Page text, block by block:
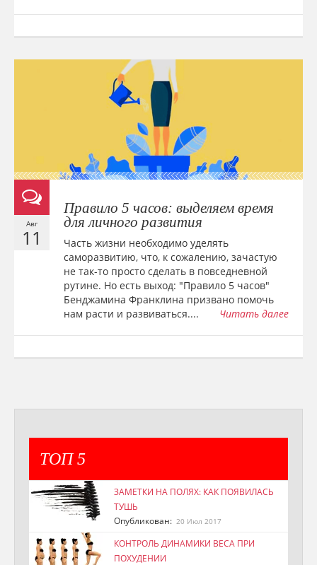
Авг
11
Правило 5 часов: выделяем время
для личного развития
Часть жизни необходимо уделять
саморазвитию, что, к сожалению, зачастую
не так-то просто сделать в повседневной
рутине. Но есть выход: "Правило 5 часов"
Бенджамина Франклина призвано помочь
нам расти и развиваться....
Читать далее
ТОП 5
ЗАМЕТКИ НА ПОЛЯХ: КАК ПОЯВИЛАСЬ
ТУШЬ
Опубликован: 20 Июл 2017
КОНТРОЛЬ ДИНАМИКИ ВЕСА ПРИ
ПОХУДЕНИИ